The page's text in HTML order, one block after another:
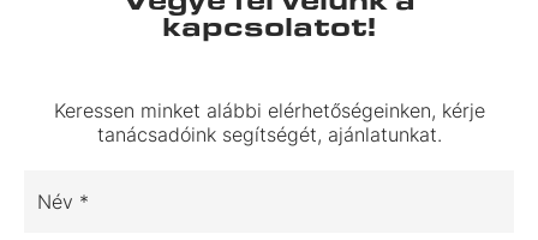
kapcsolatot!
Keressen minket alábbi elérhetőségeinken, kérje
tanácsadóink segítségét, ajánlatunkat.
Név *